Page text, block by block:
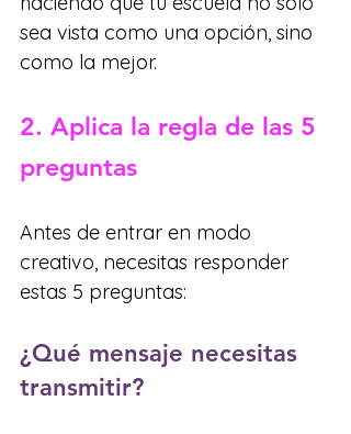
sea vista como una opción, sino
como la mejor.
2. Aplica la regla de las 5
preguntas
Antes de entrar en modo
creativo, necesitas responder
estas 5 preguntas:
¿Qué mensaje necesitas
transmitir?